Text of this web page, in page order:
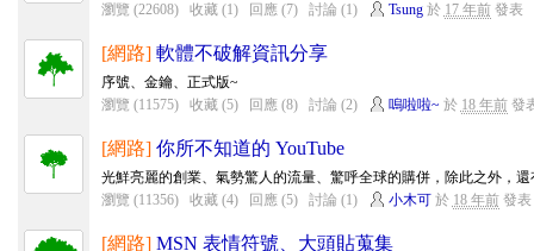
瀏覽 (22608)
收藏 (1) 回應 (7) 討論 (1) Tsung於 17 年前發表
[網路] 軟體不破解資訊分享
序號、金鑰、正式版~
瀏覽 (11575)
收藏 (5) 回應 (8) 討論 (2) 嗚啦啦~ 於 18 年前發
[網路] 你所不知道的 YouTube
光鮮亮麗的創業、氣勢驚人的流量、驚呼全球的購併，除此之外，還
瀏覽 (11356)
收藏 (4) 回應 (5) 討論 (1) 小木可於 18 年前發表
[網路] MSN 表情符號、大頭貼蒐集